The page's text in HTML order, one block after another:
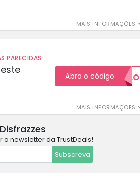
MAIS INFORMAÇÕES
PARECIDAS
MAIS INFORMAÇÕES
Abra o código20CUPAO
newsletter da TrustDeals!
Subscreva